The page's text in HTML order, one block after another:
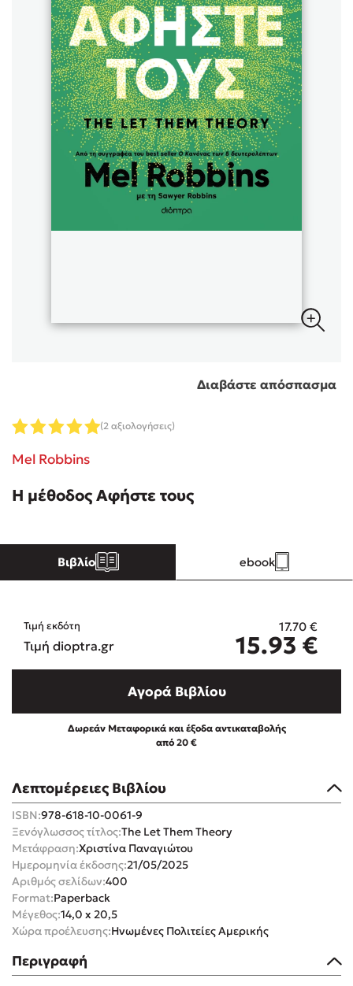
Sebastian Fitzek
Playlist
Κώστας Κρομμύδας
Το λιμάνι μου είσαι εσύ
Ένας γίγαντας στο σχολείο
Πάνω, κάτω, μπροστά, πίσω
Mel Robbins
Η μέθοδος Αφήστε τους
Δημοφιλείς Συγγραφείς
Διαβάστε απόσπασμα
(2 αξιολογήσεις)
Mel Robbins
Η μέθοδος Αφήστε τους
Βιβλίο ebook
Λεπτομέρειες Βιβλίου
ISBN:978-618-10-0061-9
Ξενόγλωσσος τίτλος:The Let Them Theory
Μετάφραση:Χριστίνα Παναγιώτου
Ημερομηνία έκδοσης:21/05/2025
Αριθμός σελίδων:400
Format:Paperback
Μέγεθος:14,0 x 20,5
Χώρα προέλευσης:Ηνωμένες Πολιτείες Αμερικής
Τιμή εκδότη 17.70 €
Τιμή dioptra.gr 15.93 €
Αγορά Βιβλίου
Δωρεάν Μεταφορικά και έξοδα αντικαταβολής
από 20 €
Περιγραφή